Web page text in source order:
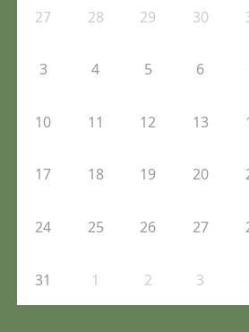
27 28 29 30
3 4 5 6
10 11 12 13
17 18 19 20
24 25 26 27
31 1 2 3